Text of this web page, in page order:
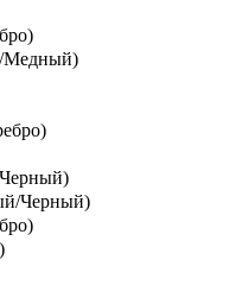
Медный)
Черный)